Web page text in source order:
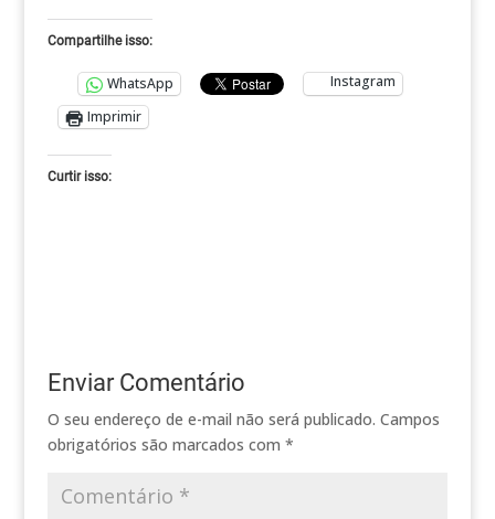
Compartilhe isso:
WhatsApp
Instagram
Imprimir
Curtir isso:
Enviar Comentário
O seu endereço de e-mail não será publicado. Campos
obrigatórios são marcados com *